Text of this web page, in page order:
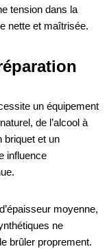
tension dans la
nette et maîtrisée.
un équipement
de l’alcool à
briquet et un
influence
moyenne,
ne
brûler proprement.